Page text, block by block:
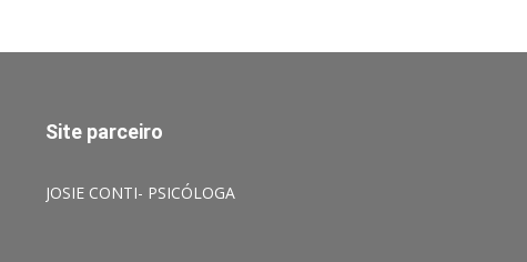
Site parceiro
JOSIE CONTI- PSICÓLOGA